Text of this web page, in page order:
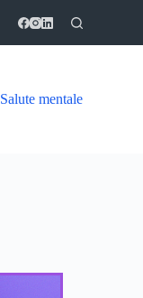
Salute mentale